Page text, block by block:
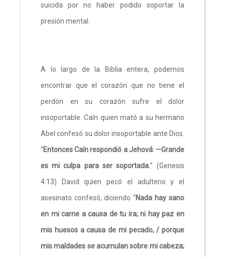
suicida por no haber podido soportar la
presión mental.
A lo largo de la Biblia entera, podemos
encontrar que el corazón que no tiene el
perdón en su corazón sufre el dolor
insoportable. Caín quien mató a su hermano
Abel confesó su dolor insoportable ante Dios.
“Entonces Caín respondió a Jehová: —Grande
es mi culpa para ser soportada.” (Genesis
4:13) David quien pecó el adulterio y el
asesinato confesó, diciendo “Nada hay sano
en mi carne a causa de tu ira; ni hay paz en
mis huesos a causa de mi pecado, / porque
mis maldades se acumulan sobre mi cabeza;